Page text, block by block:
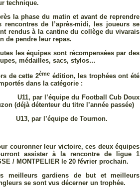
technique.
la phase du matin et avant de reprendre
rencontres de l’après-midi, les joueurs se
rendus à la cantine du collège du vivarais
de pendre leur repas.
les équipes sont récompensées par des
médailles, sacs, stylos…
de cette 2èmeédition, les trophées ont été
dans la catégorie :
par l’équipe du Football Cub Doux
(déjà détenteur du titre l’année passée)
par l’équipe de Tournon.
couronner leur victoire, ces deux équipes
assister à la rencontre de ligue 1
/ MONTPELIER le 20 février prochain.
meilleurs gardiens de but et meilleurs
se sont vus décerner un trophée.